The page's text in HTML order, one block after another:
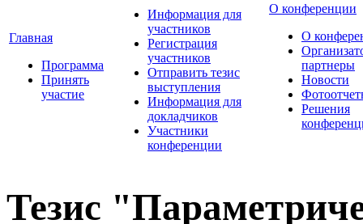
Главная
Программа
Принять
участие
Информация для
участников
Регистрация
участников
Отправить тезис
выступления
Информация для
докладчиков
Участники
конференции
О конференции
О
партнеры
Новости
Решения
Тезис